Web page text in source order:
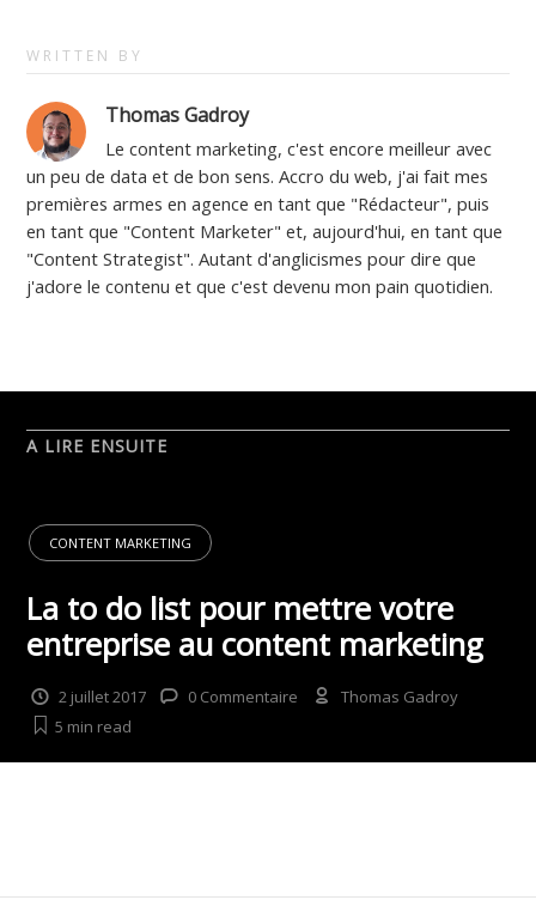
une
fenêtre)
WRITTEN BY
Thomas Gadroy
Le content marketing, c'est encore meilleur avec
un peu de data et de bon sens. Accro du web, j'ai fait mes
premières armes en agence en tant que "Rédacteur", puis
en tant que "Content Marketer" et, aujourd'hui, en tant que
"Content Strategist". Autant d'anglicismes pour dire que
j'adore le contenu et que c'est devenu mon pain quotidien.
A LIRE ENSUITE
CONTENT MARKETING
La to do list pour mettre votre
entreprise au content marketing
2 juillet 2017 0 Commentaire
Thomas Gadroy
5 min read